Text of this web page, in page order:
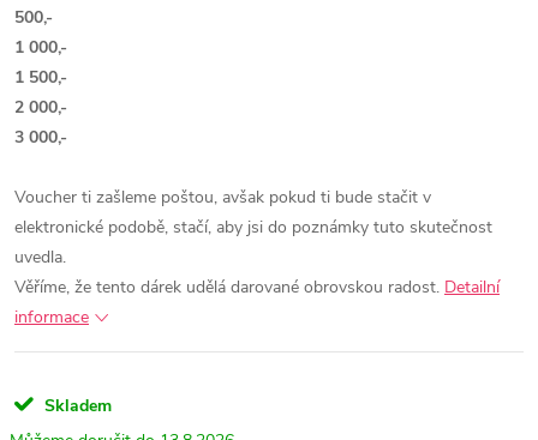
500,-
1 000,-
1 500,-
2 000,-
3 000,-
Voucher ti zašleme poštou, avšak pokud ti bude stačit v
elektronické podobě, stačí, aby jsi do poznámky tuto skutečnost
uvedla.
Věříme, že tento dárek udělá darované obrovskou radost. Detailní
informace
Skladem